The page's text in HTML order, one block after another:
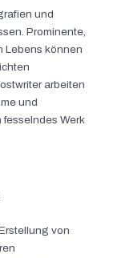
und
Prominente,
Lebens können
arbeiten
und
Werk
von